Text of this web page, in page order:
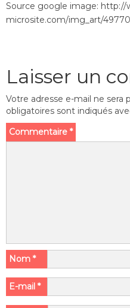
Source google image: http://
microsite.com/img_art/
Laisser un
Votre adresse e-mail ne sera
obligatoires sont indiqués
Commentaire *
Nom *
E-mail *